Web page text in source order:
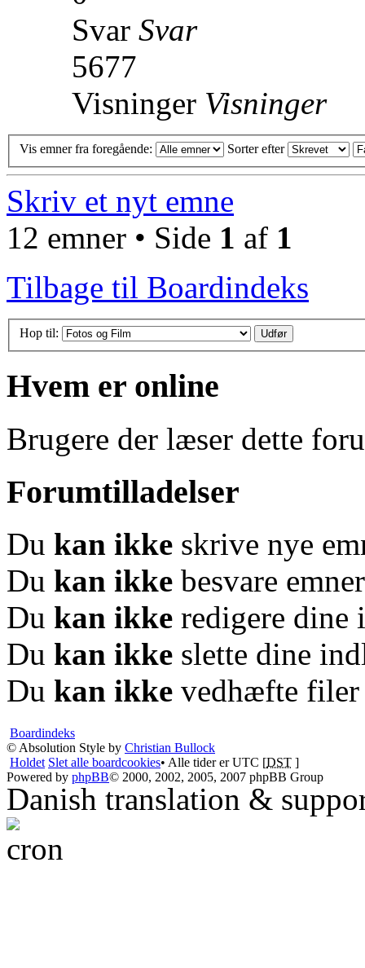
Svar Svar
5677
Visninger Visninger
Vis emner fra foregående: Sorter efter
Skriv et nyt emne
12 emner • Side 1 af 1
Tilbage til Boardindeks
Hop til:
Hvem er online
Brugere der læser dette
Forumtilladelser
Du kan ikke skrive nye
Du kan ikke besvare emner
Du kan ikke redigere dine
Du kan ikke slette dine
Du kan ikke vedhæfte filer
Boardindeks
© Absolution Style by Christian Bullock
Holdet Slet alle boardcookies• Alle tider er UTC [DST ]
Powered by phpBB© 2000, 2002, 2005, 2007 phpBB Group
Danish translation &